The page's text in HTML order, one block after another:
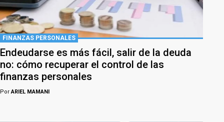
FINANZAS PERSONALES
Endeudarse es más fácil, salir de la deuda
no: cómo recuperar el control de las
finanzas personales
PorARIEL MAMANI